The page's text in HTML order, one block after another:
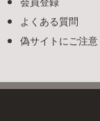
よくある質問
偽サイトにご注意